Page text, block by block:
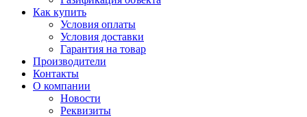
Как купить
Условия оплаты
Условия доставки
Гарантия на товар
Производители
Контакты
О компании
Новости
Реквизиты